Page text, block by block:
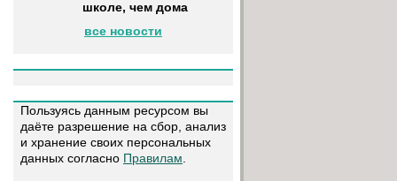
школе, чем дома
все новости
Пользуясь данным ресурсом вы
даёте разрешение на сбор, анализ
и хранение своих персональных
данных согласно Правилам